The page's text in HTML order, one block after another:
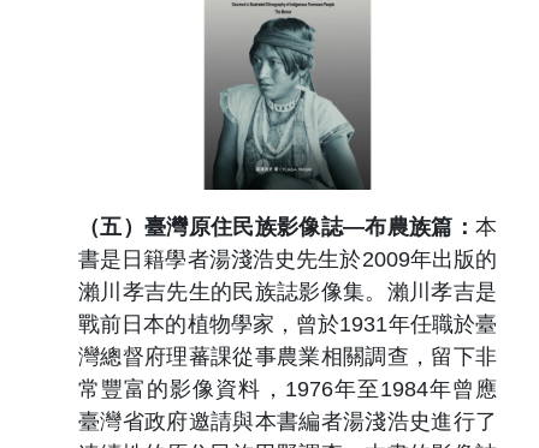
（五）臺灣原住民族影像誌—布農族篇： 本
書是日籍學者湯淺浩史先生於2009年出版的
瀨川孝吉先生的民族誌影像集。瀨川孝吉是
戰前日本的植物學家，曾於1931年任職於臺
灣總督府理蕃課從事農業相關調查，留下非
常豐富的影像資料， 1976年至1984年曾應
臺灣省政府邀請與本書編者湯淺浩史進行了